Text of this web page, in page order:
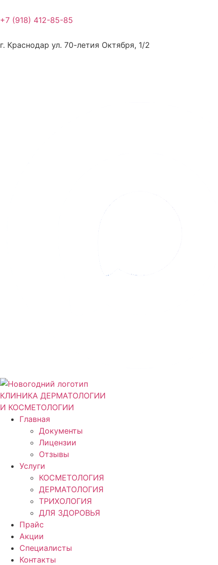
к
+7 (918) 412-85-85
г. Краснодар ул. 70-летия Октября, 1/2
КЛИНИКА ДЕРМАТОЛОГИИ
И КОСМЕТОЛОГИИ
Главная
Документы
Лицензии
Отзывы
Услуги
КОСМЕТОЛОГИЯ
ДЕРМАТОЛОГИЯ
ТРИХОЛОГИЯ
ДЛЯ ЗДОРОВЬЯ
Прайс
Акции
Специалисты
Контакты